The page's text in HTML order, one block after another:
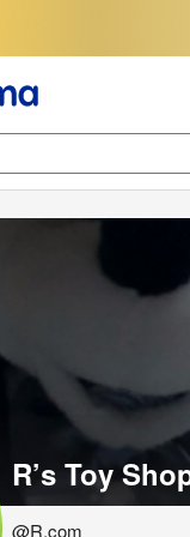
R’s Toy
@R.com